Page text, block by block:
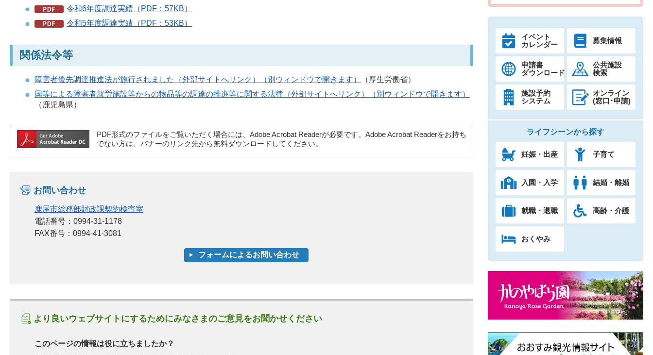
令和6年度調達実績（PDF：57KB）
令和5年度調達実績（PDF：53KB）
関係法令等
障害者優先調達推進法が施行されました（外部サイトへリンク）（別ウィンドウで開きます）
（厚生労働省）
国等による障害者就労施設等からの物品等の調達の推進等に関する法律（外部サイトへリンク）（別ウィンドウで開きます）
（鹿児島県）
PDF形式のファイルをご覧いただく場合には、Adobe Acrobat Readerが必要です。Adobe Acrobat Readerをお持ち
でない方は、バナーのリンク先から無料ダウンロードしてください。
お問い合わせ
鹿屋市総務部財政課契約検査室
電話番号：0994-31-1178
FAX番号：0994-41-3081
より良いウェブサイトにするためにみなさまのご意見をお聞かせください
このページの情報は役に立ちましたか？
イベント
カレンダー
募集情報
申請書
ダウンロード
公共施設
検索
施設予約
システム
オンライン
(窓口･申請)
ライフシーンから探す
妊娠・出産 子育て
入園・入学 結婚・離婚
就職・退職 高齢・介護
おくやみ